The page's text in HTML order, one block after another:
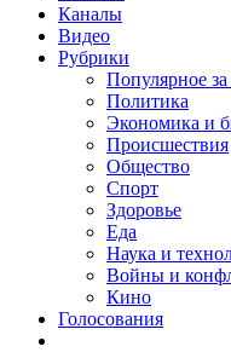
Каналы
Видео
Рубрики
Популярное за
Политика
Экономика и
Происшествия
Общество
Спорт
Здоровье
Еда
Наука и
Войны и
Кино
Голосования